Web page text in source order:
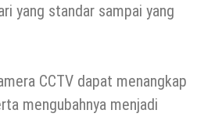
yang standar sampai yang
CCTV dapat menangkap
mengubahnya menjadi